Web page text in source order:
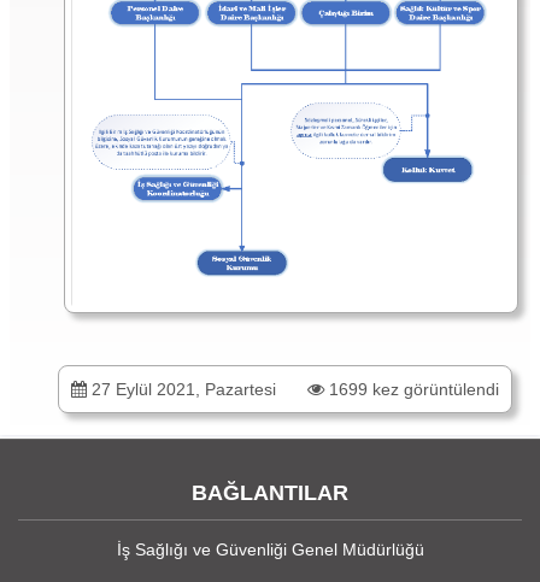
27 Eylül 2021, Pazartesi 1699 kez görüntülendi
BAĞLANTILAR
İş Sağlığı ve Güvenliği Genel Müdürlüğü